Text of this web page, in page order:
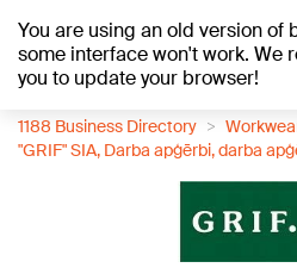
You are using an old version of
some interface won't work. We
you to update your browser!
+19°C
1188 Business Directory
"GRIF" SIA, Darba apģērbi, darba